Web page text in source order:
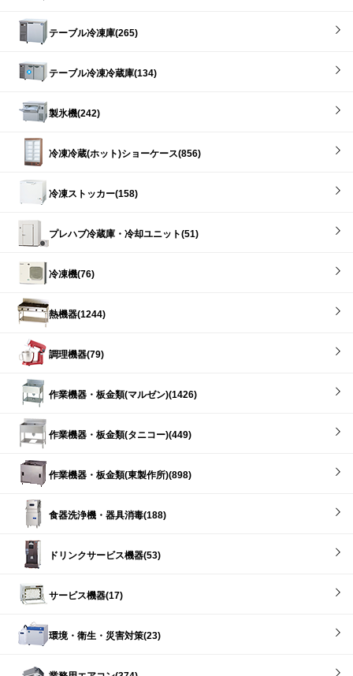
テーブル冷凍庫(265)
テーブル冷凍冷蔵庫(134)
製氷機(242)
冷凍冷蔵(ホット)ショーケース(856)
冷凍ストッカー(158)
プレハブ冷蔵庫・冷却ユニット(51)
冷凍機(76)
熱機器(1244)
調理機器(79)
作業機器・板金類(マルゼン)(1426)
作業機器・板金類(タニコー)(449)
作業機器・板金類(東製作所)(898)
食器洗浄機・器具消毒(188)
ドリンクサービス機器(53)
サービス機器(17)
環境・衛生・災害対策(23)